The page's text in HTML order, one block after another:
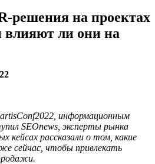
решения на проектах
влияют ли они на
информационным
SEOnews, эксперты рынка
кейсах рассказали о том, какие
сейчас, чтобы привлекать